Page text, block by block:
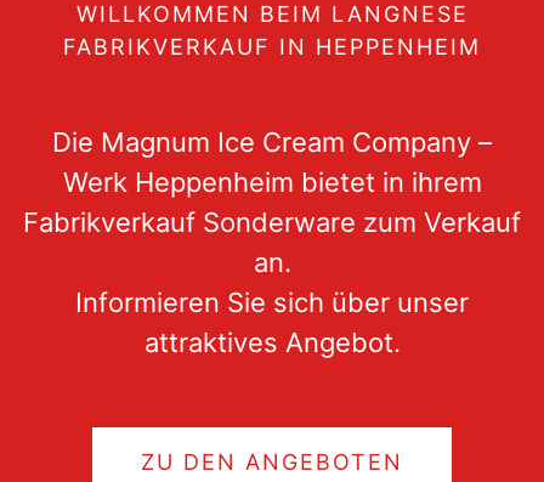
WILLKOMMEN BEIM LANGNESE
FABRIKVERKAUF IN HEPPENHEIM
Die Magnum Ice Cream Company –
Werk Heppenheim bietet in ihrem
Fabrikverkauf Sonderware zum Verkauf
an.
Informieren Sie sich über unser
attraktives Angebot.
ZU DEN ANGEBOTEN